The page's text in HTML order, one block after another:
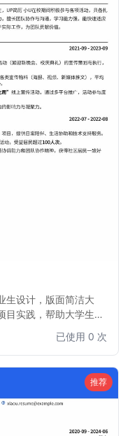
生设计，版面简洁大
目实践，帮助大学生清
毕业生。
已使用 0 次
推荐